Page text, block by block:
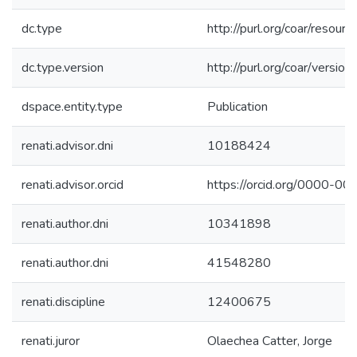
dc.type http://purl.org/coar/
dc.type.version http://purl.org/coar/
dspace.entity.type Publication
renati.advisor.dni 10188424
renati.advisor.orcid https://orcid.org/0000-
renati.author.dni 10341898
renati.author.dni 41548280
renati.discipline 12400675
renati.juror Olaechea Catter, Jorge